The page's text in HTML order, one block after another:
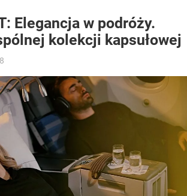
Elegancja w podróży.
kolekcji kapsułowej